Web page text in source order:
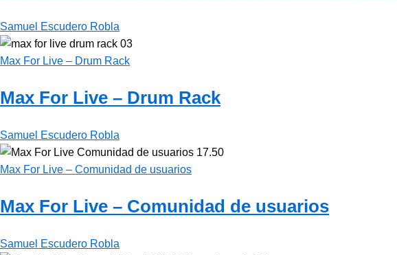
Samuel Escudero Robla
Max For Live – Drum Rack
Max For Live – Drum Rack
Samuel Escudero Robla
Max For Live – Comunidad de usuarios
Max For Live – Comunidad de usuarios
Samuel Escudero Robla